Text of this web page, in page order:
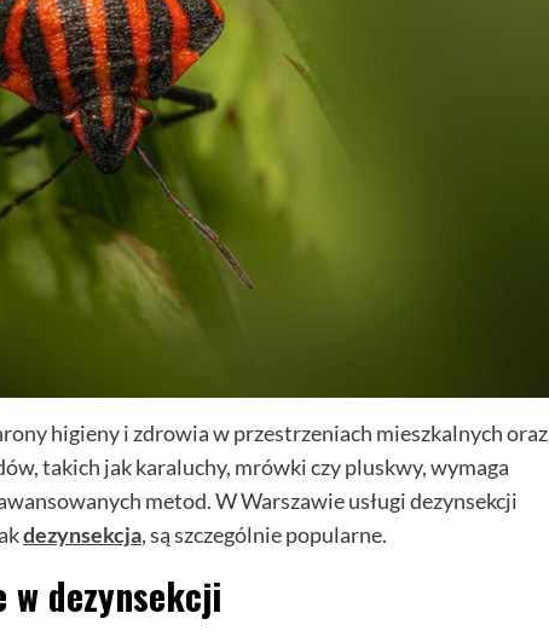
higieny i zdrowia w przestrzeniach mieszkalnych oraz
takich jak karaluchy, mrówki czy pluskwy, wymaga
metod. W Warszawie usługi dezynsekcji
dezynsekcja, są szczególnie popularne.
w dezynsekcji